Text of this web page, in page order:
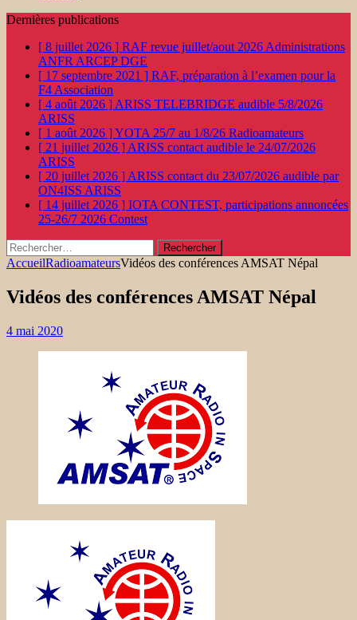
Dernières publications
[ 8 juillet 2026 ] RAF revue juillet/aout 2026 Administrations
ANFR ARCEP DGE
[ 17 septembre 2021 ] RAF, préparation à l’examen pour la
F4 Association
[ 4 août 2026 ] ARISS TELEBRIDGE audible 5/8/2026
ARISS
[ 1 août 2026 ]YOTA 25/7 au 1/8/26 Radioamateurs
[ 21 juillet 2026 ] ARISS contact audible le 24/07/2026
ARISS
[ 20 juillet 2026 ] ARISS contact du 23/07/2026 audible par
ON4ISS ARISS
[ 14 juillet 2026 ] IOTA CONTEST, participations annoncées
25-26/7 2026 Contest
Rechercher :
AccueilRadioamateursVidéos des conférences AMSAT Népal
Vidéos des conférences AMSAT Népal
4 mai 2020